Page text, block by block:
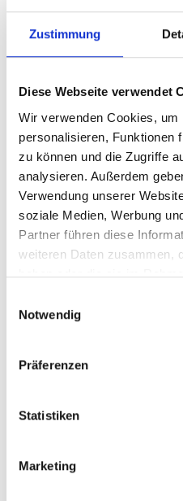
Zustimmung
Diese Webseite verwendet
Wir verwenden Cookies, um
personalisieren, Funktionen
zu können und die Zugriffe
analysieren. Außerdem
Verwendung unserer
soziale Medien, Werbung
Partner führen diese
weiteren Daten zusammen,
haben oder die sie im
Notwendig
Präferenzen
Statistiken
Marketing
Barebone
Produktnummer:
ATYA-
Hersteller-Nr.:
Hersteller:
TYAN
Verfügbarkeit:
Nicht
Lieferzeit:
Nicht
Preis auf
Single LGA3647 socket
Processor Family (12)